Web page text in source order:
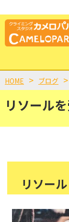
リソール
HOME ブログ
リソー